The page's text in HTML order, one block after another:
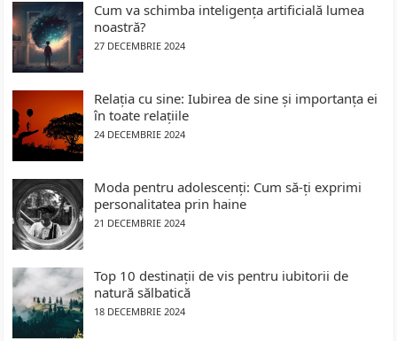
Cum va schimba inteligența artificială lumea
noastră?
27 DECEMBRIE 2024
Relația cu sine: Iubirea de sine și importanța ei
în toate relațiile
24 DECEMBRIE 2024
Moda pentru adolescenți: Cum să-ți exprimi
personalitatea prin haine
21 DECEMBRIE 2024
Top 10 destinații de vis pentru iubitorii de
natură sălbatică
18 DECEMBRIE 2024